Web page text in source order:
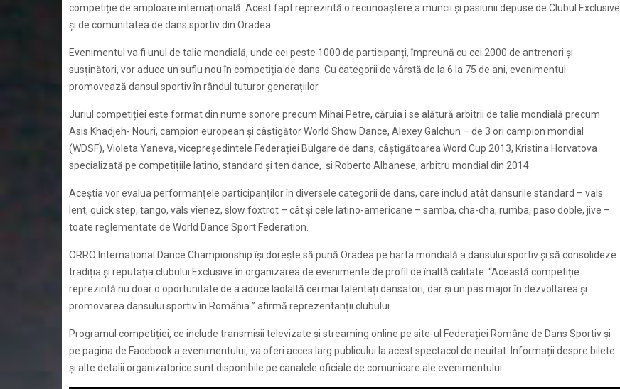
competiție de amploare internațională. Acest fapt reprezintă o recunoaștere a muncii și pasiunii depuse de Clubul Exclusive
și de comunitatea de dans sportiv din Oradea.
Evenimentul va fi unul de talie mondială, unde cei peste 1000 de participanți, împreună cu cei 2000 de antrenori și
susținători, vor aduce un suflu nou în competiția de dans. Cu categorii de vârstă de la 6 la 75 de ani, evenimentul
promovează dansul sportiv în rândul tuturor generațiilor.
Juriul competiției este format din nume sonore precum Mihai Petre, căruia i se alătură arbitrii de talie mondială precum
Asis Khadjeh- Nouri, campion european și câștigător World Show Dance, Alexey Galchun – de 3 ori campion mondial
(WDSF), Violeta Yaneva, vicepreședintele Federației Bulgare de dans, câștigătoarea Word Cup 2013, Kristina Horvatova
specializată pe competițiile latino, standard și ten dance, și Roberto Albanese, arbitru mondial din 2014.
Aceștia vor evalua performanțele participanților în diversele categorii de dans, care includ atât dansurile standard – vals
lent, quick step, tango, vals vienez, slow foxtrot – cât și cele latino-americane – samba, cha-cha, rumba, paso doble, jive –
toate reglementate de World Dance Sport Federation.
ORRO International Dance Championship își dorește să pună Oradea pe harta mondială a dansului sportiv și să consolideze
tradiția și reputația clubului Exclusive în organizarea de evenimente de profil de înaltă calitate. “Această competiție
reprezintă nu doar o oportunitate de a aduce laolaltă cei mai talentați dansatori, dar și un pas major în dezvoltarea și
promovarea dansului sportiv în România ” afirmă reprezentanții clubului.
Programul competiției, ce include transmisii televizate și streaming online pe site-ul Federației Române de Dans Sportiv și
pe pagina de Facebook a evenimentului, va oferi acces larg publicului la acest spectacol de neuitat. Informații despre bilete
și alte detalii organizatorice sunt disponibile pe canalele oficiale de comunicare ale evenimentului.